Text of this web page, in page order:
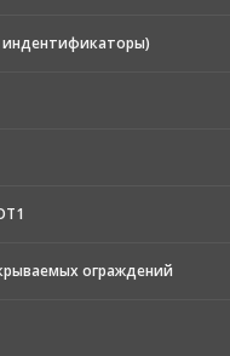
индентификаторы)
ограждений